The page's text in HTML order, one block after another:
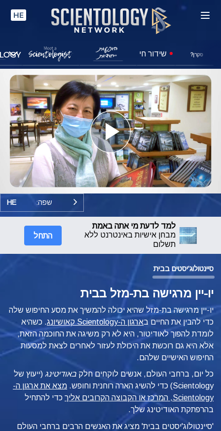
HE
סקרן? שידור חי
Play
Video
שפה: HE
למד לדעת מי אתה באמת
מבחן אישיות באינטרנט ללא
תשלום
התחל
סיינטולוג'יסטים בבית
יו-יין מרגישה בת-מזל בבית
יו-יין מרגישה בת-מזל שהיא יכולה להמשיך את מסע החיפוש שלה
כדי להבין את החיים בארגון ה-Scientology קאושיונג
. כשהיא
לומדת להפוך לאודיטור, היא לא רק משיגה את החוכמה הזאת,
אלא היא גם רוכשת את היכולת לעזור לאחרים לצאת למסעות
החיפוש האישיים שלהם.
כל יום, ברחבי העולם, אנשים לוקחים חלק באודיטינג (ייעוץ של
Scientology) כדי להשיג הארה רוחנית וחופש.
מצא את ארגון ה-
Scientology, המרכז או הקבוצה הקרובים אליך
כדי להתחיל
בהרפתקת האודיטינג שלך.
'סיינטולוג'יסטים בבית' מציג את האנשים הרבים ברחבי העולם